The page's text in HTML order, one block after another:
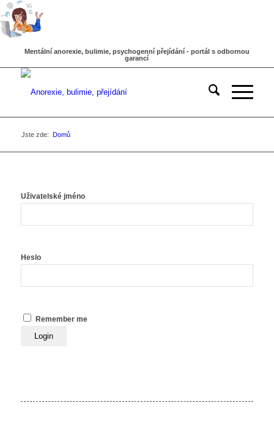
Mentální anorexie, bulimie, psychogenní přejídání - portál s odbornou
garancí
Jste zde: Domů
Uživatelské jméno
Heslo
Remember me